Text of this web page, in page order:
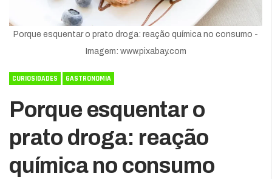
Porque esquentar o prato droga: reação química no consumo -
Imagem: www.pixabay.com
CURIOSIDADES GASTRONOMIA
Porque esquentar o
prato droga: reação
química no consumo